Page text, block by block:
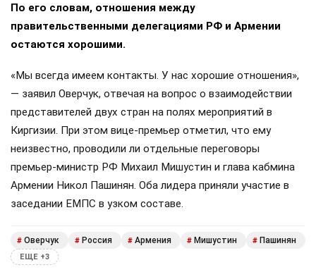
По его словам, отношения между
правительственными делегациями РФ и Армении
остаются хорошими.
«Мы всегда имеем контакты. У нас хорошие отношения»,
— заявил Оверчук, отвечая на вопрос о взаимодействии
представителей двух стран на полях мероприятий в
Киргизии. При этом вице-премьер отметил, что ему
неизвестно, проводили ли отдельные переговоры
премьер-министр РФ Михаил Мишустин и глава кабмина
Армении Никол Пашинян. Оба лидера приняли участие в
заседании ЕМПС в узком составе.
# Оверчук # Россия # Армения # Мишустин # Пашинян
ЕЩЕ +3